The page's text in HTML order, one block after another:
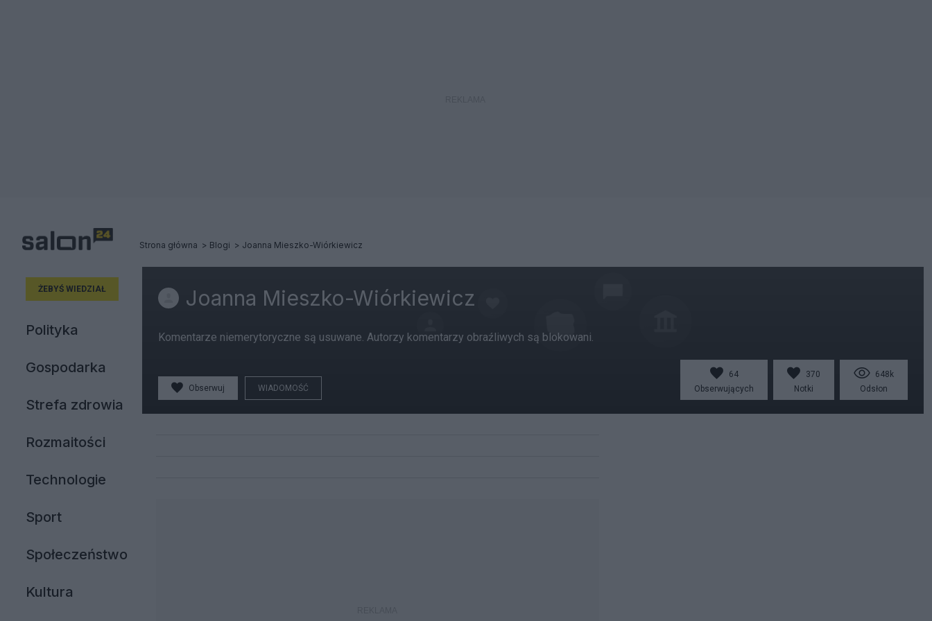
Strona główna Blogi Joanna Mieszko-Wiórkiewicz
ŻEBYŚ WIEDZIAŁ
Polityka
Gospodarka
Strefa zdrowia
Rozmaitości
Technologie
Sport
Społeczeństwo
Kultura
Joanna Mieszko-Wiórkiewicz
Komentarze niemerytoryczne są usuwane. Autorzy komentarzy obraźliwych są blokowani.
Obserwuj WIADOMOŚĆ
64
Obserwujących
370
Notki
648k
Odsłon